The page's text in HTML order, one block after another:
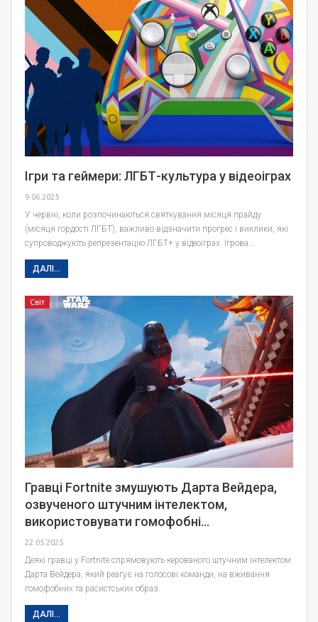
Ігри та геймери: ЛГБТ-культура у відеоіграх
9.06.2025
У червні, коли розпочинаються святкування місяця прайду
(місяця гордості ЛГБТ), важливо відзначити прогрес і виклики, які
супроводжують репрезентацію ЛГБТ+ у відеоіграх. Ігрова…
ДАЛІ...
Світ
Гравці Fortnite змушують Дарта Вейдера,
озвученого штучним інтелектом,
використовувати гомофобні…
22.05.2025
Деякі гравці у Fortnite спрямовують керованого штучним інтелектом
Дарта Вейдера, який реагує на голосові команди, на вживання
гомофобних та расистських образ.
ДАЛІ...